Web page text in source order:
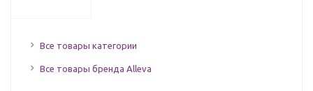
Все товары категории
Все товары бренда Alleva